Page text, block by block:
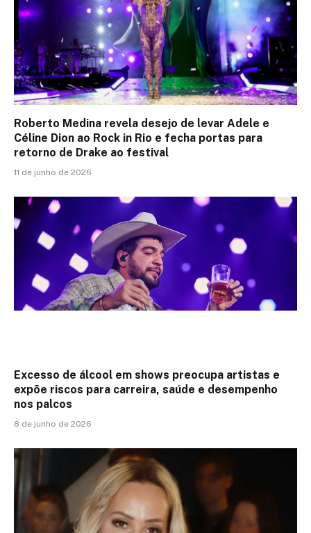
Roberto Medina revela desejo de levar Adele e
Céline Dion ao Rock in Rio e fecha portas para
retorno de Drake ao festival
11 de junho de 2026
Excesso de álcool em shows preocupa artistas e
expõe riscos para carreira, saúde e desempenho
nos palcos
8 de junho de 2026